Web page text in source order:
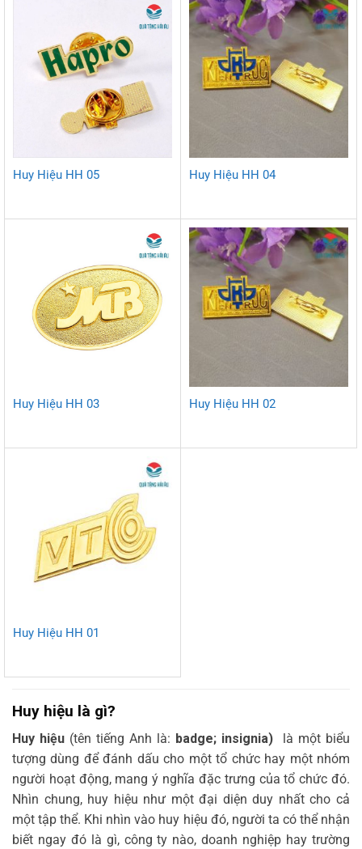
Huy Hiệu HH 05 Huy Hiệu HH 04
Huy Hiệu HH 03 Huy Hiệu HH 02
Huy Hiệu HH 01
Huy hiệu là gì?
Huy hiệu (tên tiếng Anh là: badge; insignia)
là một biểu
tượng dùng để đánh dấu cho một tổ chức hay một nhóm
người hoạt động, mang ý nghĩa đặc trưng của tổ chức đó.
Nhìn chung,huy hiệu như một đại diện duy nhất cho cả
một tập thể. Khi nhìn vào huy hiệu đó, người ta có thể nhận
biết ngay đó là gì, công ty nào, doanh nghiệp hay trường